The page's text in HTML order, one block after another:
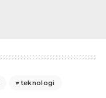
teknologi